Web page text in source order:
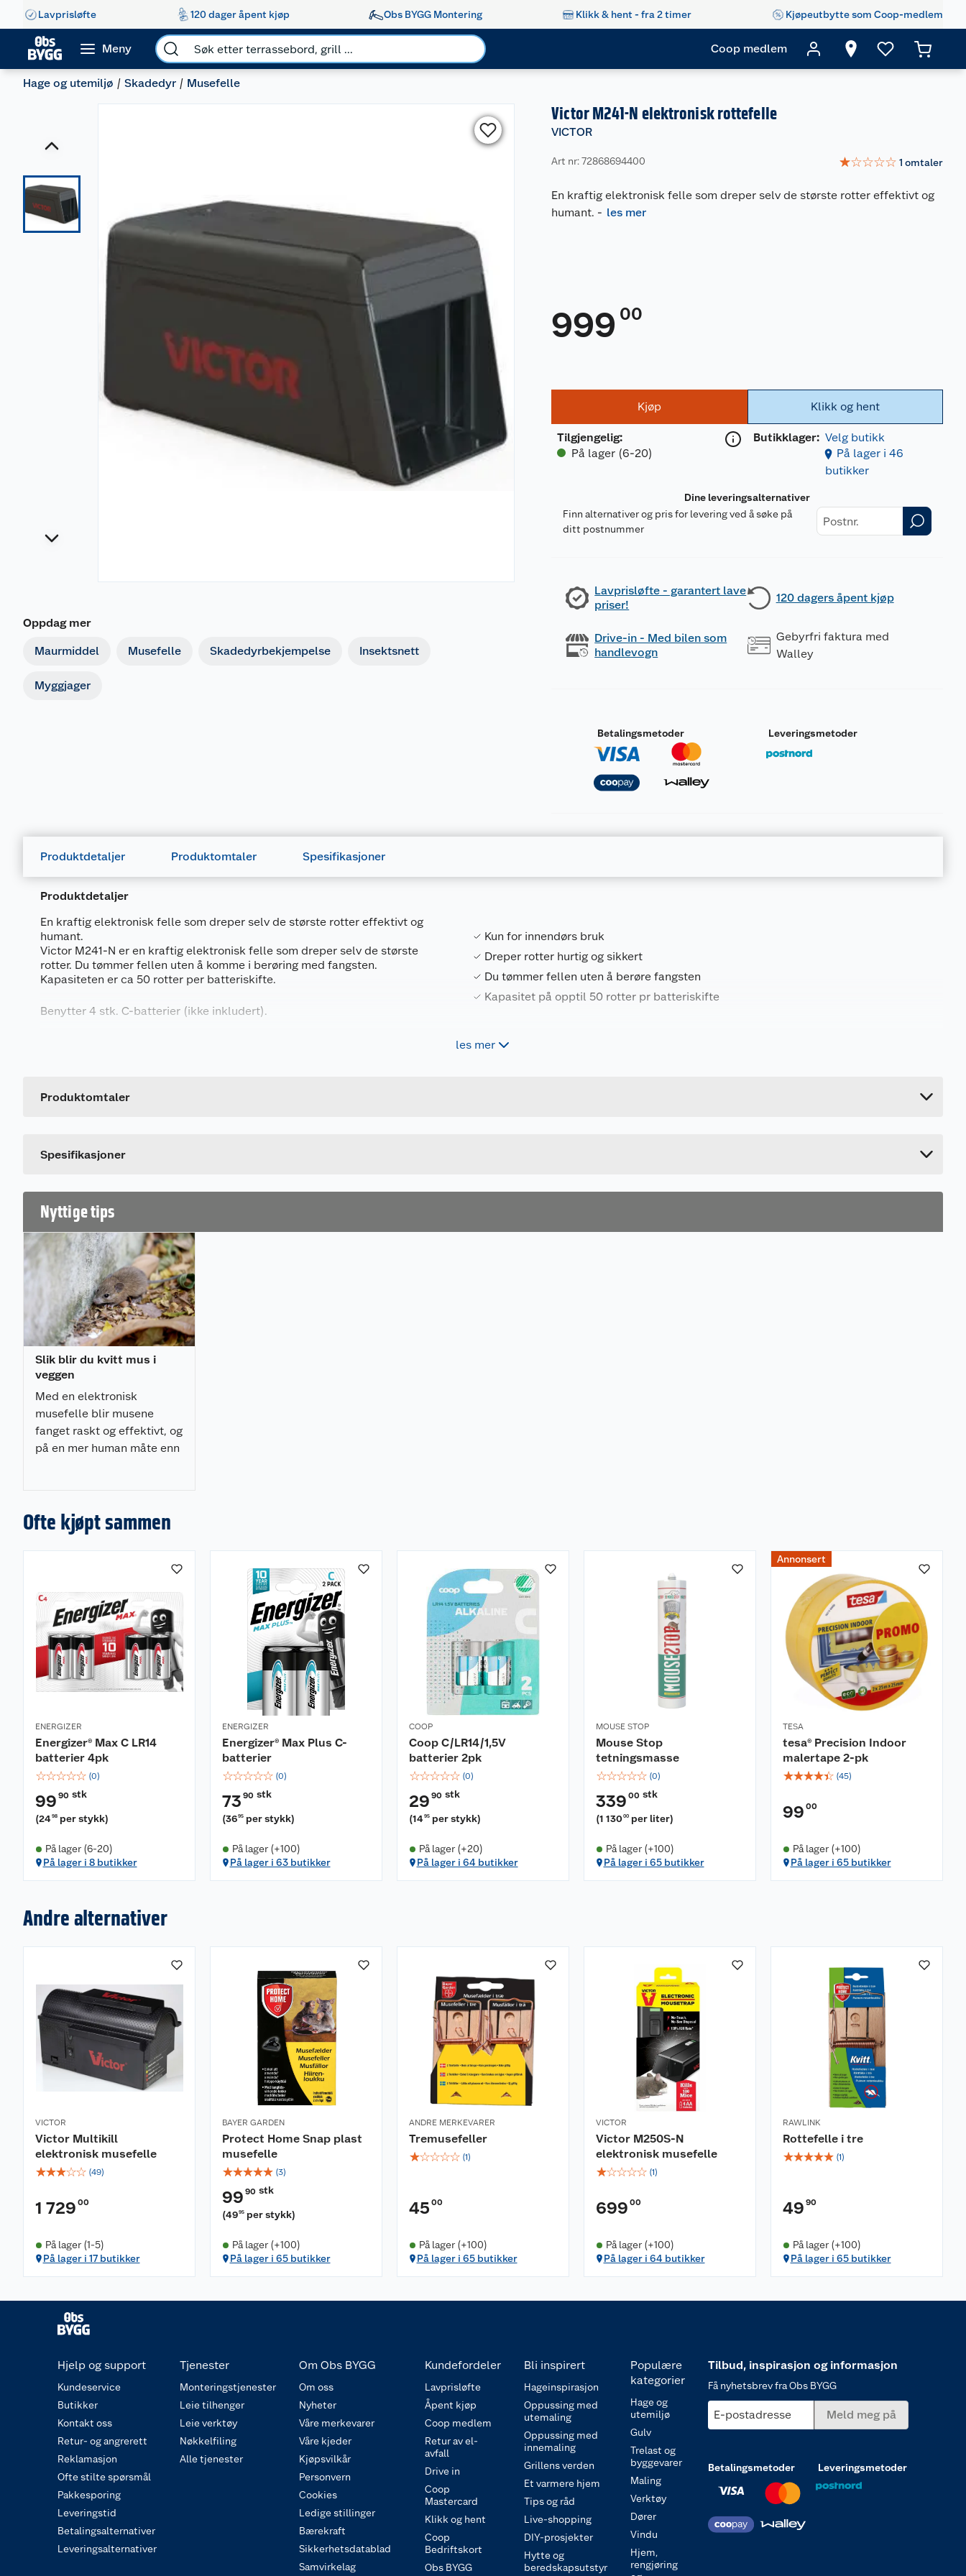
Lavprisløfte 120 dager åpent kjøp Obs BYGG Montering Klikk & hent - fra 2 timer Kjøpeutbytte som Coop-medlem
Meny Coop medlem
Hage og utemiljø Skadedyr Musefelle
Oppdag mer
Maurmiddel Musefelle Skadedyrbekjempelse Insektsnett
Myggjager
Victor M241-N elektronisk rottefelle
VICTOR
Art nr: 72868694400 ☆☆☆☆☆ 1 omtaler
En kraftig elektronisk felle som dreper selv de største rotter effektivt og
humant. - les mer
999 00
Kjøp
Tilgjengelig:
På lager (6-20)
Klikk og hent
Butikklager: Velg butikk
På lager i 46
butikker
Dine leveringsalternativer
Finn alternativer og pris for levering ved å søke på
ditt postnummer
Lavprisløfte - garantert lave
priser!
120 dagers åpent kjøp
Drive-in - Med bilen som
handlevogn
Gebyrfri faktura med
Walley
Betalingsmetoder Leveringsmetoder
Produktdetaljer Produktomtaler Spesifikasjoner
Produktdetaljer
En kraftig elektronisk felle som dreper selv de største rotter effektivt og
humant.
Victor M241-N er en kraftig elektronisk felle som dreper selv de største
rotter. Du tømmer fellen uten å komme i berøring med fangsten.
Kapasiteten er ca 50 rotter per batteriskifte.
Benytter 4 stk. C-batterier (ikke inkludert).
Kun for innendørs bruk
Dreper rotter hurtig og sikkert
Du tømmer fellen uten å berøre fangsten
Kapasitet på opptil 50 rotter pr batteriskifte
les mer
Produktomtaler
Spesifikasjoner
Leverandørens artikkelnummer
Forpakningsmål
Nyttige tips
Slik blir du kvitt mus i
veggen
Med en elektronisk
musefelle blir musene
fanget raskt og effektivt, og
på en mer human måte enn
Ofte kjøpt sammen
ENERGIZER
Energizer® Max C LR14
batterier 4pk
☆☆☆☆☆ (0)
99 90 stk
(24 98 per stykk)
På lager (6-20)
På lager i 8 butikker
ENERGIZER
Energizer® Max Plus C-
batterier
☆☆☆☆☆ (0)
73 90 stk
(3695 per stykk)
På lager (+100)
På lager i 63 butikker
COOP
Coop C/LR14/1,5V
batterier 2pk
☆☆☆☆☆ (0)
29 90 stk
(14 95 per stykk)
På lager (+20)
På lager i 64 butikker
MOUSE STOP
Mouse Stop
tetningsmasse
☆☆☆☆☆ (0)
339 00 stk
(1 13000 per liter)
På lager (+100)
På lager i 65 butikker
Annonsert
TESA
tesa® Precision Indoor
malertape 2-pk
☆☆☆☆☆ (45)
99 00
På lager (+100)
På lager i 65 butikker
Andre alternativer
VICTOR
Victor Multikill
elektronisk musefelle
☆☆☆☆☆ (49)
1 729 00
På lager (1-5)
På lager i 17 butikker
BAYER GARDEN
Protect Home Snap plast
musefelle
☆☆☆☆☆ (3)
99 90 stk
(4995 per stykk)
På lager (+100)
På lager i 65 butikker
ANDRE MERKEVARER
Tremusefeller
☆☆☆☆☆ (1)
45 00
På lager (+100)
På lager i 65 butikker
VICTOR
Victor M250S-N
elektronisk musefelle
☆☆☆☆☆ (1)
699 00
På lager (+100)
På lager i 64 butikker
RAWLINK
Rottefelle i tre
☆☆☆☆☆ (1)
49 90
På lager (+100)
På lager i 65 butikker
Hjelp og support
Kundeservice
Butikker
Kontakt oss
Retur- og angrerett
Reklamasjon
Ofte stilte spørsmål
Pakkesporing
Leveringstid
Betalingsalternativer
Leveringsalternativer
Tjenester
Monteringstjenester
Leie tilhenger
Leie verktøy
Nøkkelfiling
Alle tjenester
Om Obs BYGG
Om oss
Nyheter
Våre merkevarer
Våre kjeder
Kjøpsvilkår
Personvern
Cookies
Ledige stillinger
Bærekraft
Sikkerhetsdatablad
Samvirkelag
Kundefordeler
Lavprisløfte
Åpent kjøp
Coop medlem
Retur av el-
avfall
Drive in
Coop
Mastercard
Klikk og hent
Coop
Bedriftskort
Obs BYGG
Bli inspirert
Hageinspirasjon
Oppussing med
utemaling
Oppussing med
innemaling
Grillens verden
Et varmere hjem
Tips og råd
Live-shopping
DIY-prosjekter
Hytte og
beredskapsutstyr
Populære
kategorier
Hage og
utemiljø
Gulv
Trelast og
byggevarer
Maling
Verktøy
Dører
Vindu
Hjem,
rengjøring
Tilbud, inspirasjon og informasjon
Få nyhetsbrev fra Obs BYGG
E-postadresse Meld meg på
Betalingsmetoder Leveringsmetoder